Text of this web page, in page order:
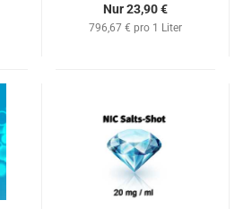
Nur 23,90 €
796,67 € pro 1 Liter